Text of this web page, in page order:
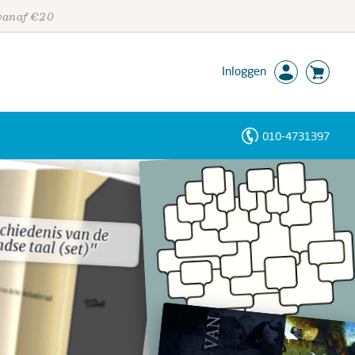
€20
Inloggen
010-4731397
van de
taal (set)"
van de
taal (set)"
Personen
Trefwoorden